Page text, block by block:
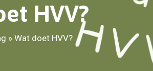
HVV?
»Wat doet HVV?